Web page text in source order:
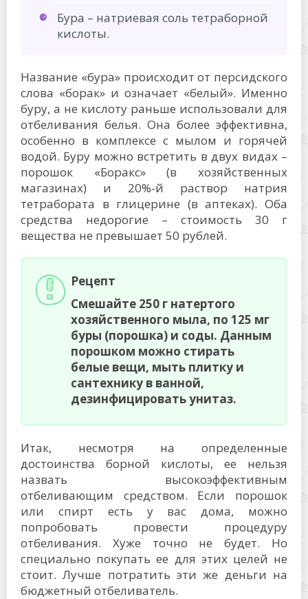
Бура – натриевая соль тетраборной
кислоты.
Название «бура» происходит от персидского
слова «борак» и означает «белый». Именно
буру, а не кислоту раньше использовали для
отбеливания белья. Она более эффективна,
особенно в комплексе с мылом и горячей
водой. Буру можно встретить в двух видах –
порошок «Боракс» (в хозяйственных
магазинах) и 20%-й раствор натрия
тетрабората в глицерине (в аптеках). Оба
средства недорогие – стоимость 30 г
вещества не превышает 50 рублей.
Рецепт
Смешайте 250 г натертого
хозяйственного мыла, по 125 мг
буры (порошка) и соды. Данным
порошком можно стирать
белые вещи, мыть плитку и
сантехнику в ванной,
дезинфицировать унитаз.
Итак, несмотря на определенные
достоинства борной кислоты, ее нельзя
назвать высокоэффективным
отбеливающим средством. Если порошок
или спирт есть у вас дома, можно
попробовать провести процедуру
отбеливания. Хуже точно не будет. Но
специально покупать ее для этих целей не
стоит. Лучше потратить эти же деньги на
бюджетный отбеливатель.